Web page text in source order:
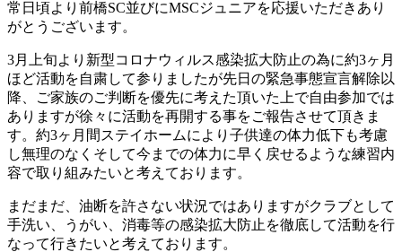
常日頃より前橋SC並びにMSCジュニアを応援いただきあり
がとうございます。
3月上旬より新型コロナウィルス感染拡大防止の為に約3ヶ月
ほど活動を自粛して参りましたが先日の緊急事態宣言解除以
降、ご家族のご判断を優先に考えた頂いた上で自由参加では
ありますが徐々に活動を再開する事をご報告させて頂きま
す。約3ヶ月間ステイホームにより子供達の体力低下も考慮
し無理のなくそして今までの体力に早く戻せるような練習内
容で取り組みたいと考えております。
まだまだ、油断を許さない状況ではありますがクラブとして
手洗い、うがい、消毒等の感染拡大防止を徹底して活動を行
なって行きたいと考えております。